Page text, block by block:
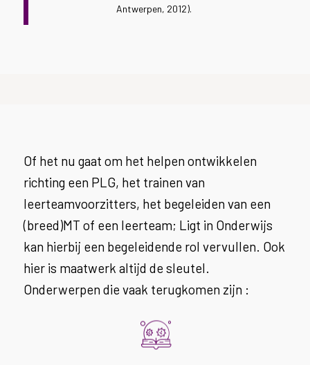
Antwerpen, 2012).
Of het nu gaat om het helpen ontwikkelen
richting een PLG, het trainen van
leerteamvoorzitters, het begeleiden van een
(breed)MT of een leerteam; Ligt in Onderwijs
kan hierbij een begeleidende rol vervullen. Ook
hier is maatwerk altijd de sleutel.
Onderwerpen die vaak terugkomen zijn :